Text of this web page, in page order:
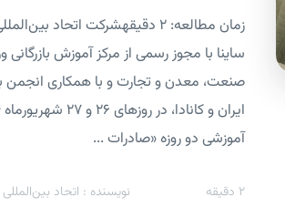
زمان مطالعه: 2 دقیقهشرکت اتحاد
ساینا با مجوز رسمی از مرکز آموزش بازرگانی
صنعت، معدن و تجارت و با همکاری انجمن
آموزشی دو روزه «صادرات ...
2 دقیقه نویسنده : اتحاد